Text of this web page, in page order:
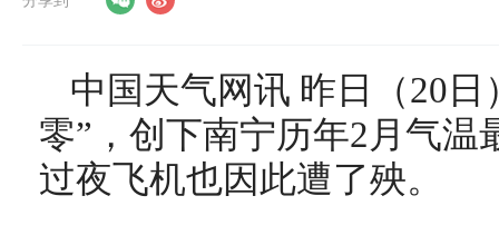
中国天气网讯 昨日（20
零”，创下南宁历年2月气温
过夜飞机也因此遭了殃。